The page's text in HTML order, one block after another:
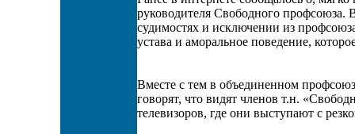
руководителя Свободного профсоюза.
судимостях и исключении из
устава и аморальное поведение,
Вместе с тем в объединенном
говорят, что видят членов т.н.
телевизоров, где они выступают с